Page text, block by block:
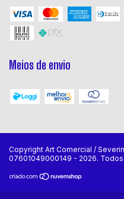
Meios de envio
Copyright Art Comercial /
07601049000149 - 2026.